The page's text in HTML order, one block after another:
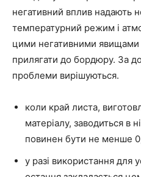
негативний вплив надають
температурний режим і
цими негативними
прилягати до бордюру. За
проблеми вирішуються.
коли край листа,
матеріалу, заводиться в
повинен бути не менше
у разі використання для